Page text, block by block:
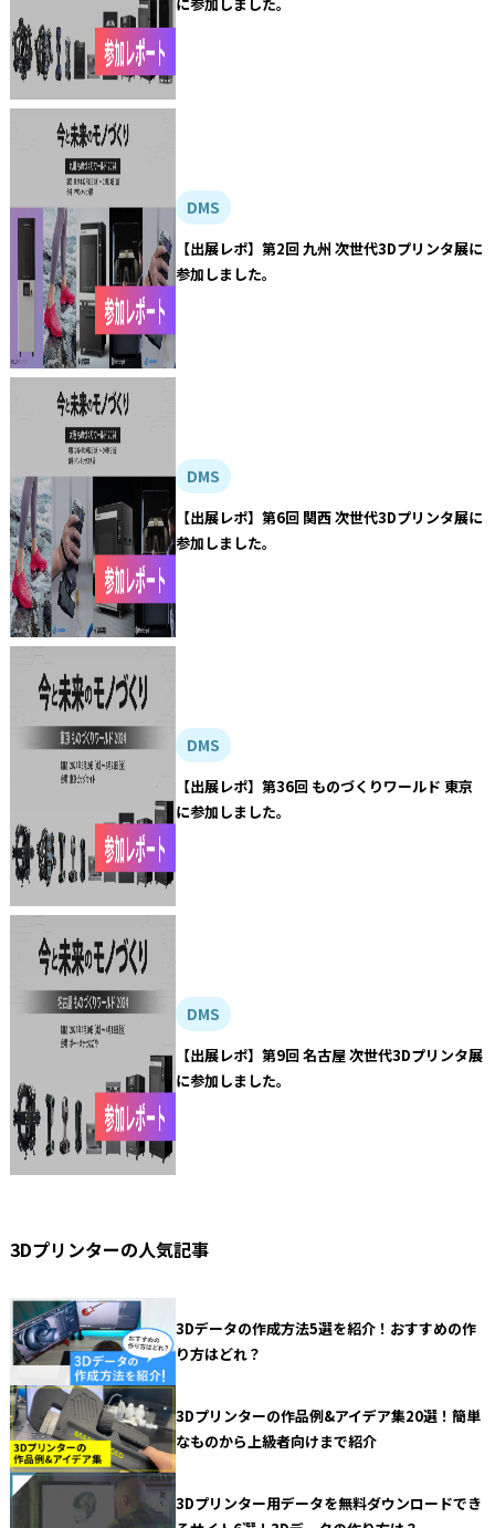
に参加しました。
DMS
【出展レポ】第2回 九州 次世代3Dプリンタ展に
参加しました。
DMS
【出展レポ】第6回 関西 次世代3Dプリンタ展に
参加しました。
DMS
【出展レポ】第36回 ものづくりワールド 東京
に参加しました。
DMS
【出展レポ】第9回 名古屋 次世代3Dプリンタ展
に参加しました。
3Dプリンターの人気記事
3Dデータの作成方法5選を紹介！おすすめの作
り方はどれ？
3Dプリンターの作品例&アイデア集20選！簡単
なものから上級者向けまで紹介
3Dプリンター用データを無料ダウンロードでき